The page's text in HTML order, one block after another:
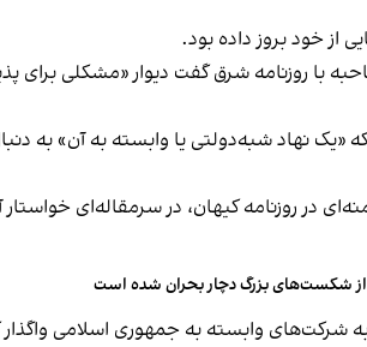
از خود بروز داده بود.
روزنامه شرق گفت دیوار «مشکلی برای
«یک نهاد شبه‌دولتی یا وابسته به آن» به
روزنامه کیهان، در سرمقاله‌ای خواستار
شکست‌های بزرگ دچار بحران شده است
وابسته به جمهوری اسلامی واگذار